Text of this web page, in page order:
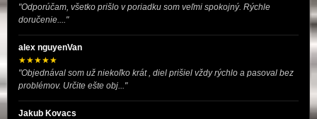
"Odporúčam, všetko prišlo v poriadku som veľmi spokojný. Rýchle
doručenie...."
alex nguyenVan
★★★★★
"Objednával som už niekoľko krát , diel prišiel vždy rýchlo a pasoval bez
problémov. Určite ešte obj..."
Jakub Kovacs